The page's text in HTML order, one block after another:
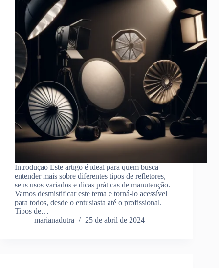
Introdução Este artigo é ideal para quem busca
entender mais sobre diferentes tipos de refletores,
seus usos variados e dicas práticas de manutenção.
Vamos desmistificar este tema e torná-lo acessível
para todos, desde o entusiasta até o profissional.
Tipos de…
marianadutra
25 de abril de 2024